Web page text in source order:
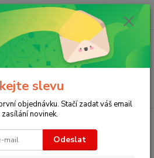
Menu
ks
0 Kč
v angličtině
Animal
slevu
objednávku. Stačí zadat váš email
novinek.
Odeslat